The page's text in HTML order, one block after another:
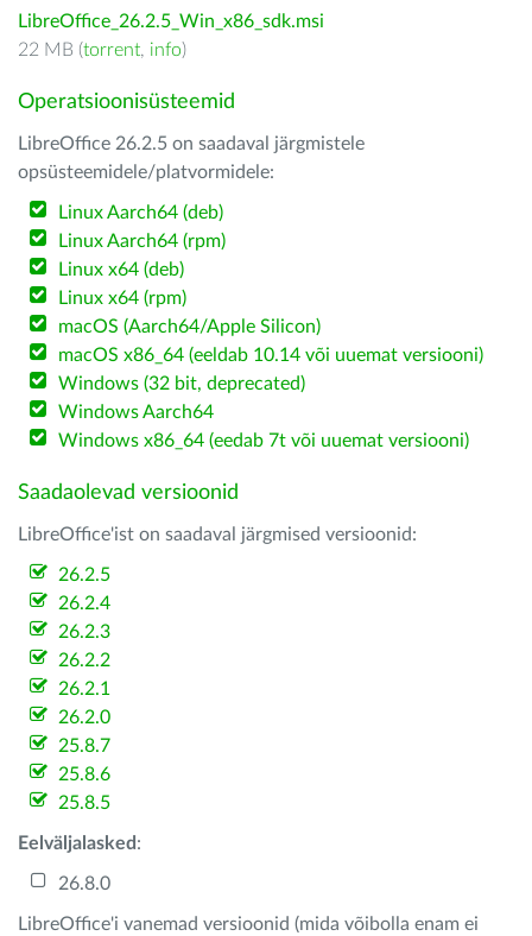
LibreOffice_26.2.5_Win_x86_sdk.msi
22 MB (torrent, info)
Operatsioonisüsteemid
LibreOffice 26.2.5 on saadaval järgmistele
opsüsteemidele/platvormidele:
Linux Aarch64 (deb)
Linux Aarch64 (rpm)
Linux x64 (deb)
Linux x64 (rpm)
macOS (Aarch64/Apple Silicon)
macOS x86_64 (eeldab 10.14 või uuemat versiooni)
Windows (32 bit, deprecated)
Windows Aarch64
Windows x86_64 (eedab 7t või uuemat versiooni)
Saadaolevad versioonid
LibreOffice'ist on saadaval järgmised versioonid:
26.2.5
26.2.4
26.2.3
26.2.2
26.2.1
26.2.0
25.8.7
25.8.6
25.8.5
Eelväljalasked :
26.8.0
LibreOffice'i vanemad versioonid (mida võibolla enam ei